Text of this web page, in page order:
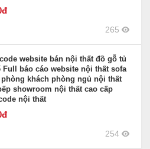
265
website bán nội thất đồ gỗ tủ
Full báo cáo website nội thất sofa
khách phòng ngủ nội thất
showroom nội thất cao cấp
nội thất
254